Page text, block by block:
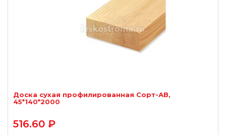
Доска сухая профилированная Сорт-АВ,
45*140*2000
516.60 ₽